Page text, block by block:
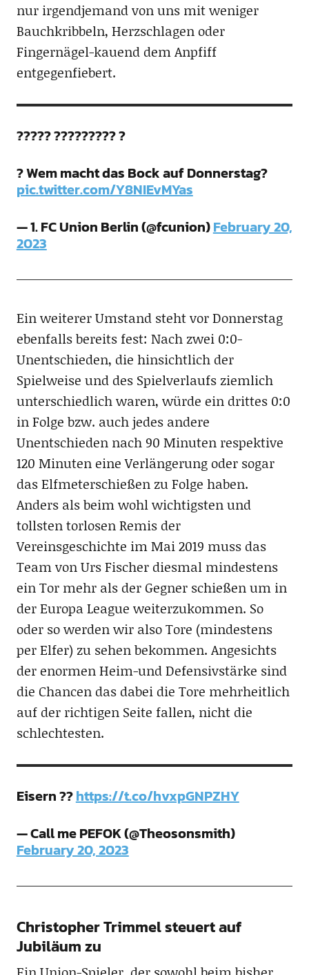
nur irgendjemand von uns mit weniger
Bauchkribbeln, Herzschlagen oder
Fingernägel-kauend dem Anpfiff
entgegenfiebert.
????? ????????? ?
? Wem macht das Bock auf Donnerstag?
pic.twitter.com/Y8NIEvMYas
— 1. FC Union Berlin (@fcunion)February 20,
2023
Ein weiterer Umstand steht vor Donnerstag
ebenfalls bereits fest: Nach zwei 0:0-
Unentschieden, die hinsichtlich der
Spielweise und des Spielverlaufs ziemlich
unterschiedlich waren, würde ein drittes 0:0
in Folge bzw. auch jedes andere
Unentschieden nach 90 Minuten respektive
120 Minuten eine Verlängerung oder sogar
das Elfmeterschießen zu Folge haben.
Anders als beim wohl wichtigsten und
tollsten torlosen Remis der
Vereinsgeschichte im Mai 2019 muss das
Team von Urs Fischer diesmal mindestens
ein Tor mehr als der Gegner schießen um in
der Europa League weiterzukommen. So
oder so werden wir also Tore (mindestens
per Elfer) zu sehen bekommen. Angesichts
der enormen Heim-und Defensivstärke sind
die Chancen das dabei die Tore mehrheitlich
auf der richtigen Seite fallen, nicht die
schlechtesten.
Eisern ??https://t.co/hvxpGNPZHY
— Call me PEFOK (@Theosonsmith)
February 20, 2023
Christopher Trimmel steuert auf
Jubiläum zu